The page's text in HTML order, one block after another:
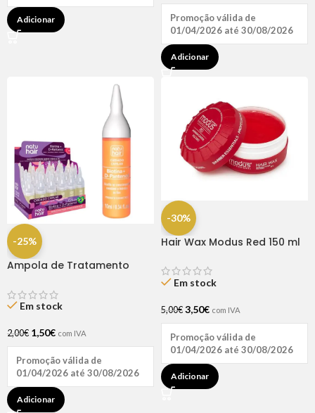
Adicionar
Promoção válida de
01/04/2026 até 30/08/2026
Adicionar
-25%
Ampola de Tratamento
Hair (1 UNIDADE)
Em stock
2,00€ 1,50€ com IVA
Promoção válida de
01/04/2026 até 30/08/2026
Adicionar
-30%
Hair Wax Modus Red 150 ml
Em stock
5,00€ 3,50€ com IVA
Promoção válida de
01/04/2026 até 30/08/2026
Adicionar